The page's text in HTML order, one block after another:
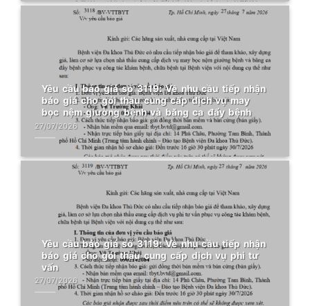
Yêu cầu báo giá số 3119: Về nhu cầu tiếp nhận
báo giá cho gói thầu cung cấp dịch vụ may
bọc nệm giường bệnh và băng ca đẩy bệnh
27/07/2026
Yêu cầu báo giá số 3119: Về nhu cầu tiếp nhận
báo giá cho gói thầu cung cấp dịch vụ phi tư
vấn
27/07/2026